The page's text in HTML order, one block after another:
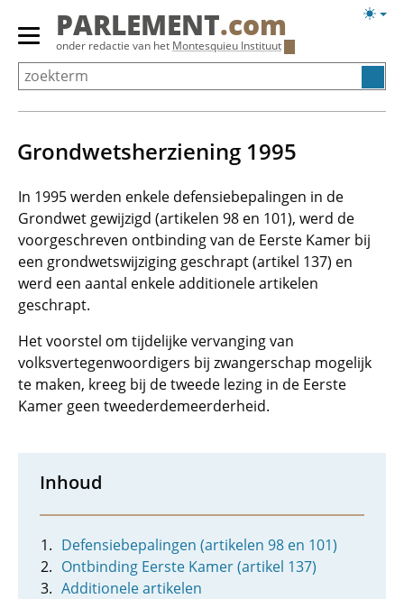
Overslaan
Primair
menu
tonen/verbergen
PARLEMENT.com
onder redactie van het Montesquieu Instituut
Grondwetsherziening 1995
In 1995 werden enkele defensiebepalingen in de
Grondwet gewijzigd (artikelen 98 en 101), werd de
voorgeschreven ontbinding van de Eerste Kamer bij
een grondwetswijziging geschrapt (artikel 137) en
werd een aantal enkele additionele artikelen
geschrapt.
Het voorstel om tijdelijke vervanging van
volksvertegenwoordigers bij zwangerschap mogelijk
te maken, kreeg bij de tweede lezing in de Eerste
Kamer geen tweederdemeerderheid.
Inhoud
Defensiebepalingen (artikelen 98 en 101)
Ontbinding Eerste Kamer (artikel 137)
Additionele artikelen